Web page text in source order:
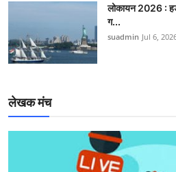
लोकायन 2026 :
ग...
suadmin Jul 6,
लेखक मंच